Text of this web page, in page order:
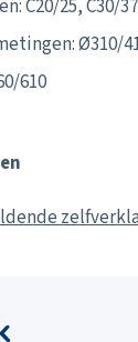
C20/25, C30/
Ø310/
610